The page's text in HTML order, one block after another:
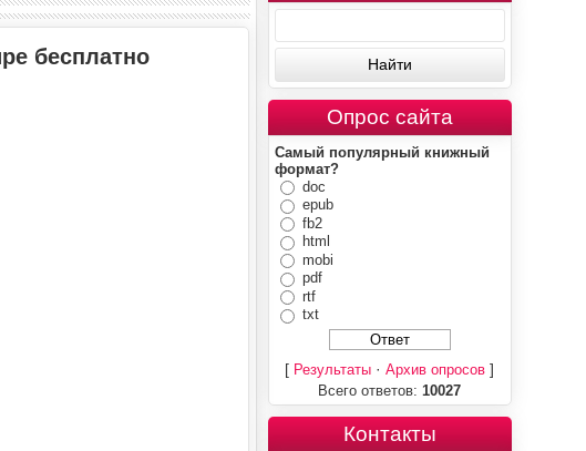
бесплатно
Опрос сайта
Самый популярный книжный
формат?
doc
epub
fb2
html
mobi
pdf
rtf
txt
[ Результаты ·Архив опросов ]
Всего ответов: 10027
Контакты